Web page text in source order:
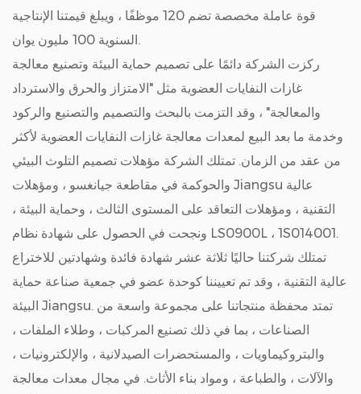
قوة عاملة مخصصة تضم 120 موظفًا ، ويبلغ قيمتنا الإنتاجية
السنوية 100 مليون يوان.
ركزت الشركة دائمًا على تصميم حماية البيئة وتصنيع معالجة
غازات النفايات العضوية مثل "الامتزاز والحرق والاسترداد
والمعالجة" ، وقد التزمت بالبحث والتصميم والتصنيع والركود
وخدمة ما بعد البيع لمعدات معالجة غازات النفايات العضوية لأكثر
من عقد من الزمان. تمتلك الشركة مؤهلات تصميم التلوث البيئي
والحوكمة في مقاطعة جيانغسو ، ومؤهلات Jiangsu عالية
التقنية ، ومؤهلات التعاقد على المستوى الثالث ، وحماية البيئة ،
ونجحت في الحصول على شهادة نظام LS0900L ، 1S014001.
تمتلك شركتنا حاليًا ثلاثة عشر شهادة فائدة وشهادتين للاختراع
عالية التقنية ، وقد تم تعييننا كوحدة عضو في جمعية صناعة حماية
البيئة Jiangsu. تمتد محفظة منتجاتنا على مجموعة واسعة من
الصناعات ، بما في ذلك تصنيع المركبات ، وطلاء الملفات ،
والبتروكيماويات ، والمستحضرات الصيدلانية ، والإلكترونيات ،
والآلات ، والطباعة ، ومواد بناء الأثاث. في مجال معدات معالجة